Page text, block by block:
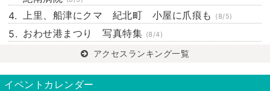
上里、船津にクマ 紀北町 小屋に爪痕も (8/5)
おわせ港まつり 写真特集 (8/4)
アクセスランキング一覧
イベントカレンダー